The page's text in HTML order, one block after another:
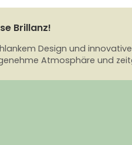
Brillanz!
Design und
Atmosphäre und